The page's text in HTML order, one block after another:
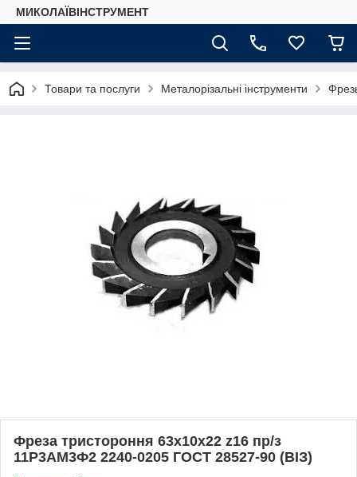
МИКОЛАЇВІНСТРУМЕНТ
Товари та послуги Металорізальні інструменти
Фреза тристороння 63х10х22 z16 пр/з
11Р3АМ3Ф2 2240-0205 ГОСТ 28527-90 (ВІЗ)